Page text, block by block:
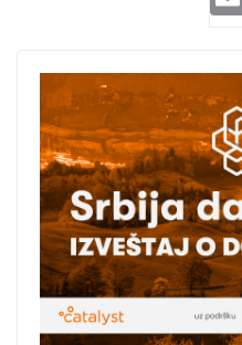
srbija
vizual